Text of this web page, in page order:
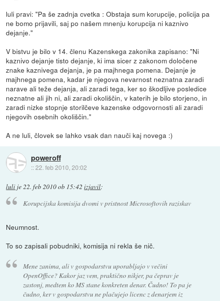
luli pravi: "Pa še zadnja cvetka : Obstaja sum korupcije, policija pa
ne bomo prijavili, saj po našem mnenju korupcija ni kaznivo
dejanje."
V bistvu je bilo v 14. členu Kazenskega zakonika zapisano: "Ni
kaznivo dejanje tisto dejanje, ki ima sicer z zakonom določene
znake kaznivega dejanja, je pa majhnega pomena. Dejanje je
majhnega pomena, kadar je njegova nevarnost neznatna zaradi
narave ali teže dejanja, ali zaradi tega, ker so škodljive posledice
neznatne ali jih ni, ali zaradi okoliščin, v katerih je bilo storjeno, in
zaradi nizke stopnje storilčeve kazenske odgovornosti ali zaradi
njegovih osebnih okoliščin."
A ne luli, človek se lahko vsak dan nauči kaj novega :)
poweroff
::22. feb 2010, 20:02
luli je22. feb 2010 ob 15:42 izjavil:
Korupcijska komisija dvomi v pristnost Microsoftovih raziskav
Neumnost.
To so zapisali pobudniki, komisija ni rekla še nič.
Mene zanima, ali v gospodarstvu uporabljajo v večini
OpenOffice? Kakor jaz vem, praktično nikjer, pa čeprav je
zastonj, medtem ko MS stane konkreten denar. Čudno! To pa je
čudno, ker v gospodarstvu ne plačujejo licenc z denarjem iz